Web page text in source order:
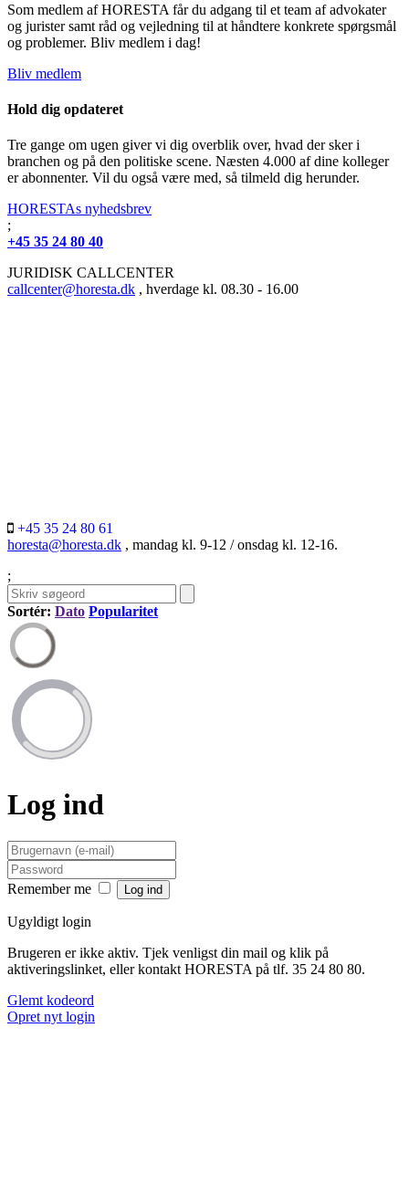
Som medlem af HORESTA får du adgang til et team af advokater
og jurister samt råd og vejledning til at håndtere konkrete spørgsmål
og problemer. Bliv medlem i dag!
Bliv medlem
Hold dig opdateret
Tre gange om ugen giver vi dig overblik over, hvad der sker i
branchen og på den politiske scene. Næsten 4.000 af dine kolleger
er abonnenter. Vil du også være med, så tilmeld dig herunder.
HORESTAs nyhedsbrev
;
+45 35 24 80 40
JURIDISK CALLCENTER
callcenter@horesta.dk , hverdage kl. 08.30 - 16.00
+45 35 24 80 61
horesta@horesta.dk , mandag kl. 9-12 / onsdag kl. 12-16.
;
Sortér: Dato Popularitet
Log ind
Remember me
Ugyldigt login
Brugeren er ikke aktiv. Tjek venligst din mail og klik på
aktiveringslinket, eller kontakt HORESTA på tlf. 35 24 80 80.
Glemt kodeord
Opret nyt login